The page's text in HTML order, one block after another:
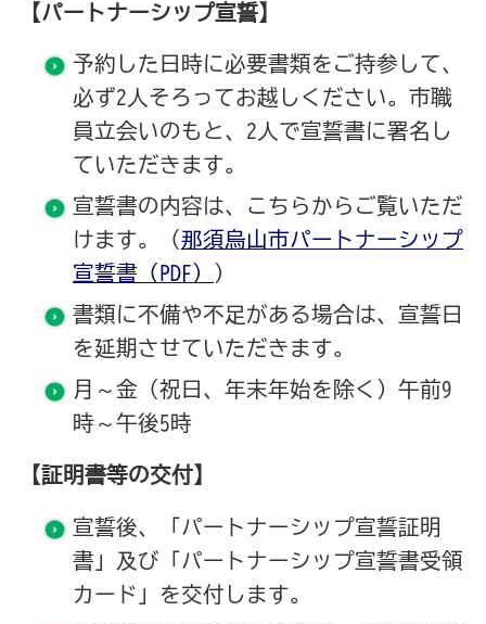
【パートナーシップ宣誓】
予約した日時に必要書類をご持参して、
必ず2人そろってお越しください。市職
員立会いのもと、2人で宣誓書に署名し
ていただきます。
宣誓書の内容は、こちらからご覧いただ
けます。（ 那須烏山市パートナーシップ
宣誓書（PDF）
）
書類に不備や不足がある場合は、宣誓日
を延期させていただきます。
月～金（祝日、年末年始を除く）午前9
時～午後5時
【証明書等の交付】
宣誓後、「パートナーシップ宣誓証明
書」及び「パートナーシップ宣誓書受領
カード」を交付します。